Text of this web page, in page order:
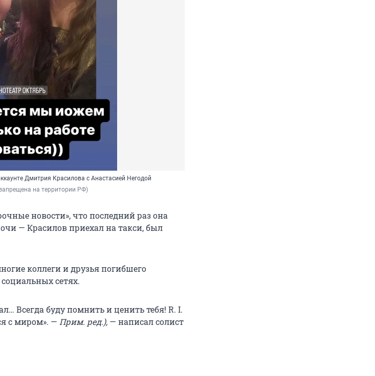
Дмитрия Красилова с Анастасией Негодой
на территории РФ)
новости», что последний раз она
— Красилов приехал на такси, был
коллеги и друзья погибшего
сетях.
Всегда буду помнить и ценить тебя! R. I.
с миром». — Прим. ред.), — написал солист